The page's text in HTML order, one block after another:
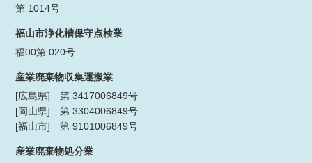
第 1014号
福山市浄化槽保守点検業
福00第 020号
産業廃棄物収集運搬業
[広島県] 第 3417006849号
[岡山県] 第 3304006849号
[福山市] 第 9101006849号
産業廃棄物処分業